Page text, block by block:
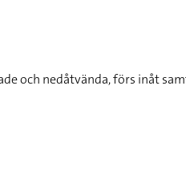
och nedåtvända, förs inåt